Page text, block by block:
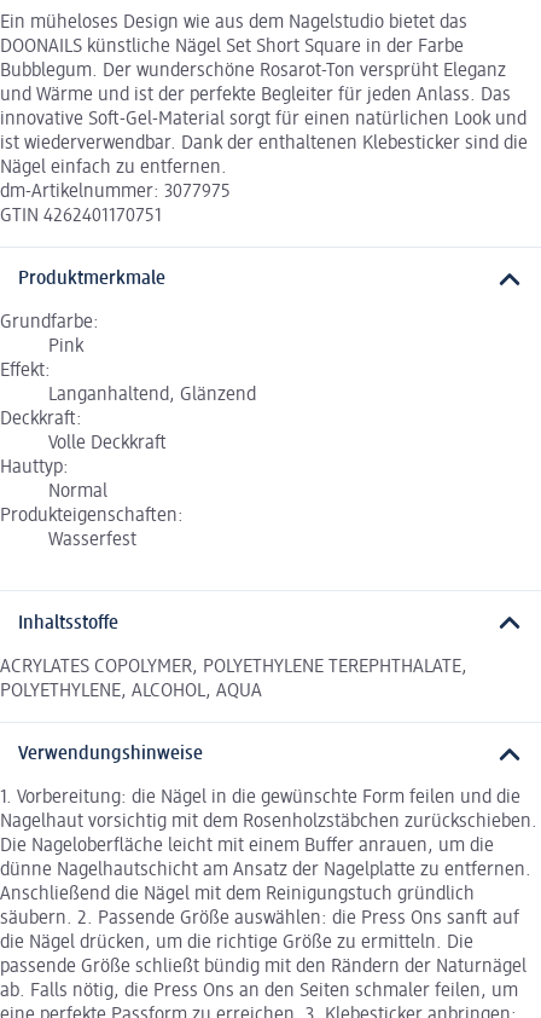
Ein müheloses Design wie aus dem Nagelstudio bietet das
DOONAILS künstliche Nägel Set Short Square in der Farbe
Bubblegum. Der wunderschöne Rosarot-Ton versprüht Eleganz
und Wärme und ist der perfekte Begleiter für jeden Anlass. Das
innovative Soft-Gel-Material sorgt für einen natürlichen Look und
ist wiederverwendbar. Dank der enthaltenen Klebesticker sind die
Nägel einfach zu entfernen.
dm-Artikelnummer: 3077975
GTIN 4262401170751
Produktmerkmale
Grundfarbe:
Pink
Effekt:
Langanhaltend, Glänzend
Deckkraft:
Volle Deckkraft
Hauttyp:
Normal
Produkteigenschaften:
Wasserfest
Inhaltsstoffe
ACRYLATES COPOLYMER, POLYETHYLENE TEREPHTHALATE,
POLYETHYLENE, ALCOHOL, AQUA
Verwendungshinweise
1. Vorbereitung: die Nägel in die gewünschte Form feilen und die
Nagelhaut vorsichtig mit dem Rosenholzstäbchen zurückschieben.
Die Nageloberfläche leicht mit einem Buffer anrauen, um die
dünne Nagelhautschicht am Ansatz der Nagelplatte zu entfernen.
Anschließend die Nägel mit dem Reinigungstuch gründlich
säubern. 2. Passende Größe auswählen: die Press Ons sanft auf
die Nägel drücken, um die richtige Größe zu ermitteln. Die
passende Größe schließt bündig mit den Rändern der Naturnägel
ab. Falls nötig, die Press Ons an den Seiten schmaler feilen, um